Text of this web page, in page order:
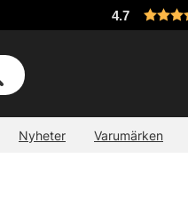
4.7
Nyheter Varumärken